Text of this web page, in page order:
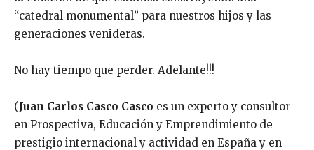
“catedral monumental” para nuestros hijos y las
generaciones venideras.
No hay tiempo que perder. Adelante!!!
(Juan Carlos Casco Casco es un experto y consultor
en Prospectiva, Educación y Emprendimiento de
prestigio internacional y actividad en España y en